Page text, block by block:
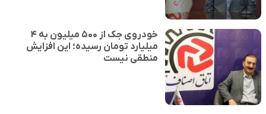
خودروی جک از ۵۰۰ میلیون به ۴
میلیارد تومان رسیده؛ این افزایش
منطقی نیست